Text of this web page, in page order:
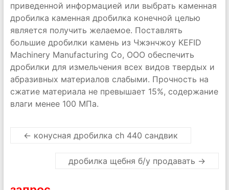
приведенной информацией или выбрать каменная
дробилка каменная дробилка конечной целью
является получить желаемое. Поставлять
большие дробилки камень из Чжэнчжоу KEFID
Machinery Manufacturing Co, ООО обеспечить
дробилки для измельчения всех видов твердых и
абразивных материалов слабыми. Прочность на
сжатие материала не превышает 15%, содержание
влаги менее 100 МПа.
← конусная дробилка ch 440 сандвик
дробилка щебня б/у продавать →